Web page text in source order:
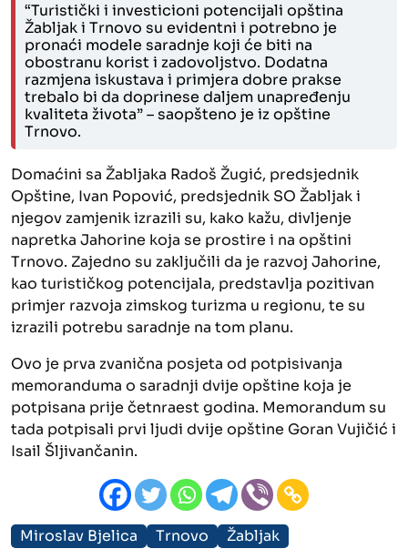
“Turistički i investicioni potencijali opština
Žabljak i Trnovo su evidentni i potrebno je
pronaći modele saradnje koji će biti na
obostranu korist i zadovoljstvo. Dodatna
razmjena iskustava i primjera dobre prakse
trebalo bi da doprinese daljem unapređenju
kvaliteta života” – saopšteno je iz opštine
Trnovo.
Domaćini sa Žabljaka Radoš Žugić, predsjednik
Opštine, Ivan Popović, predsjednik SO Žabljak i
njegov zamjenik izrazili su, kako kažu, divljenje
napretka Jahorine koja se prostire i na opštini
Trnovo. Zajedno su zaključili da je razvoj Jahorine,
kao turističkog potencijala, predstavlja pozitivan
primjer razvoja zimskog turizma u regionu, te su
izrazili potrebu saradnje na tom planu.
Ovo je prva zvanična posjeta od potpisivanja
memoranduma o saradnji dvije opštine koja je
potpisana prije četnraest godina. Memorandum su
tada potpisali prvi ljudi dvije opštine Goran Vujičić i
Isail Šljivančanin.
Miroslav Bjelica Trnovo Žabljak